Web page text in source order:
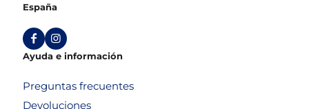
España
Ayuda e información
Preguntas frecuentes
Devoluciones